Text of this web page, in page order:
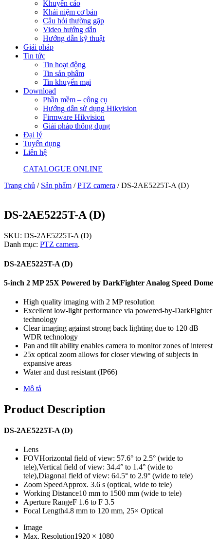
Khuyến cáo
Khái niệm cơ bản
Câu hỏi thường gặp
Video hướng dẫn
Hướng dẫn kỹ thuật
Giải pháp
Tin tức
Tin hoạt động
Tin sản phẩm
Tin khuyến mại
Download
Phần mềm – công cụ
Hướng dẫn sử dụng Hikvision
Firmware Hikvision
Giải pháp thông dụng
Đại lý
Tuyển dụng
Liên hệ
CATALOGUE ONLINE
Trang chủ / Sản phẩm /PTZ camera / DS-2AE5225T-A (D)
DS-2AE5225T-A (D)
SKU: DS-2AE5225T-A (D)
Danh mục: PTZ camera.
DS-2AE5225T-A (D)
5-inch 2 MP 25X Powered by DarkFighter Analog Speed Dome
High quality imaging with 2 MP resolution
Excellent low-light performance via powered-by-DarkFighter
technology
Clear imaging against strong back lighting due to 120 dB
WDR technology
Pan and tilt ability enables camera to monitor zones of interest
25x optical zoom allows for closer viewing of subjects in
expansive areas
Water and dust resistant (IP66)
Mô tả
Product Description
DS-2AE5225T-A (D)
Lens
FOVHorizontal field of view: 57.6° to 2.5° (wide to
tele),Vertical field of view: 34.4° to 1.4° (wide to
tele),Diagonal field of view: 64.5° to 2.9° (wide to tele)
Zoom SpeedApprox. 3.6 s (optical, wide to tele)
Working Distance10 mm to 1500 mm (wide to tele)
Aperture RangeF 1.6 to F 3.5
Focal Length4.8 mm to 120 mm, 25× Optical
Image
Max. Resolution1920 × 1080